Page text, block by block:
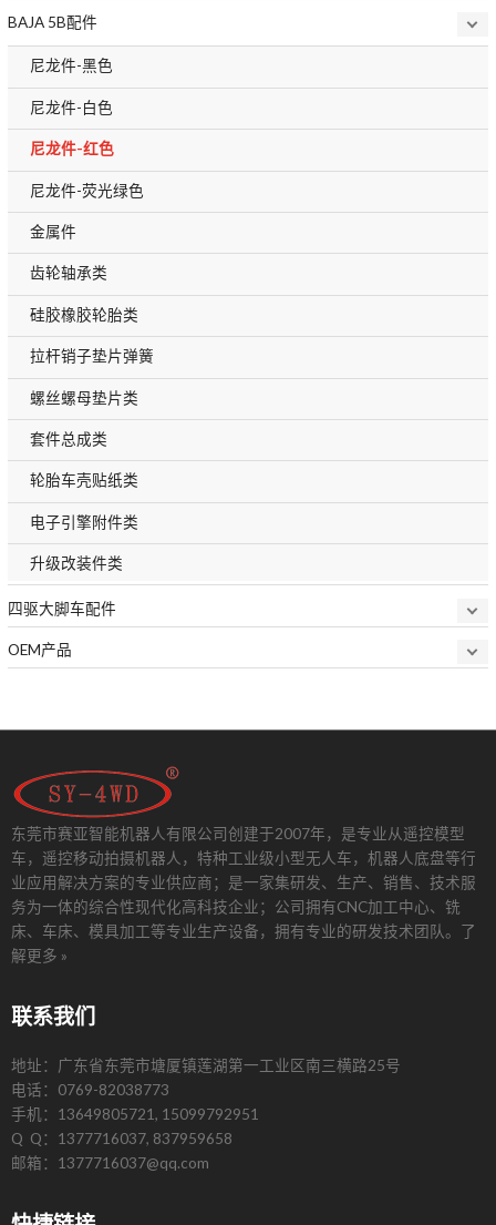
BAJA 5B配件
尼龙件-黑色
尼龙件-白色
尼龙件-红色
尼龙件-荧光绿色
金属件
齿轮轴承类
硅胶橡胶轮胎类
拉杆销子垫片弹簧
螺丝螺母垫片类
套件总成类
轮胎车壳贴纸类
电子引擎附件类
升级改装件类
四驱大脚车配件
OEM产品
东莞市赛亚智能机器人有限公司创建于2007年，是专业从遥控模型
车，遥控移动拍摄机器人，特种工业级小型无人车，机器人底盘等行
业应用解决方案的专业供应商；是一家集研发、生产、销售、技术服
务为一体的综合性现代化高科技企业；公司拥有CNC加工中心、铣
床、车床、模具加工等专业生产设备，拥有专业的研发技术团队。 了
解更多 »
联系我们
地址：广东省东莞市塘厦镇莲湖第一工业区南三横路25号
电话：0769-82038773
手机：13649805721, 15099792951
Q Q：1377716037, 837959658
邮箱：1377716037@qq.com